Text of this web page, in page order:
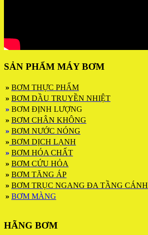
SẢN PHẨM MÁY BƠM
» BƠM THỰC PHẨM
» BƠM DẦU TRUYỀN NHIỆT
» BƠM ĐỊNH LƯỢNG
» BƠM CHÂN KHÔNG
» BƠM NƯỚC NÓNG
» BƠM DỊCH LẠNH
» BƠM HÓA CHẤT
» BƠM CỨU HỎA
» BƠM TĂNG ÁP
» BƠM TRỤC NGANG ĐA TẦNG CÁNH
» BƠM MÀNG
HÃNG BƠM